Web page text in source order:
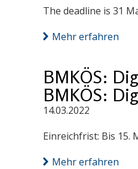
The deadline is 31
Mehr erfahren
BMKÖS:
BMKÖS:
14.03.2022
Einreichfrist: Bis 15.
Mehr erfahren